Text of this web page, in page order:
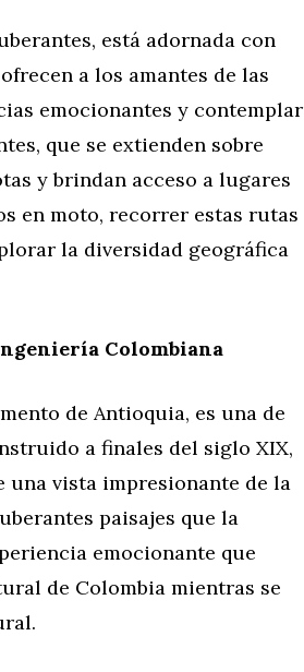
está adornada con
a los amantes de las
emocionantes y contemplar
que se extienden sobre
y brindan acceso a lugares
en moto, recorrer estas rutas
la diversidad geográfica
Colombiana
de Antioquia, es una de
a finales del siglo XIX,
una vista impresionante de la
paisajes que la
emocionante que
de Colombia mientras se